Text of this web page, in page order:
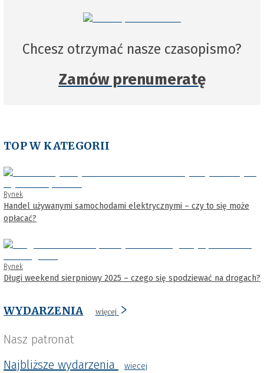
Chcesz otrzymać nasze czasopismo?
Zamów prenumeratę
TOP W KATEGORII
Rynek
Handel używanymi samochodami elektrycznymi – czy to się może
opłacać?
Rynek
Długi weekend sierpniowy 2025 – czego się spodziewać na drogach?
WYDARZENIA więcej
Nasz patronat
Najbliższe wydarzenia
wiecej